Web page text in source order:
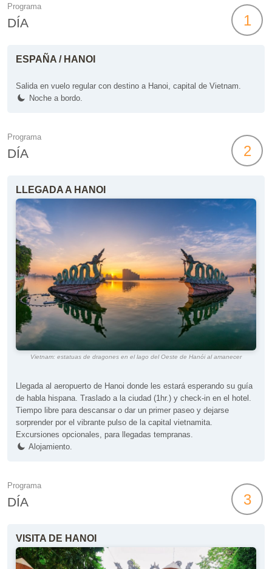
Programa
DÍA 1
ESPAÑA / HANOI
Salida en vuelo regular con destino a Hanoi, capital de Vietnam.
Noche a bordo.
Programa
DÍA 2
LLEGADA A HANOI
Vietnam: estatuas de dragones en el lago del Oeste de Hanói al amanecer
Llegada al aeropuerto de Hanoi donde les estará esperando su guía
de habla hispana. Traslado a la ciudad (1hr.) y check-in en el hotel.
Tiempo libre para descansar o dar un primer paseo y dejarse
sorprender por el vibrante pulso de la capital vietnamita.
Excursiones opcionales, para llegadas tempranas.
Alojamiento.
Programa
DÍA 3
VISITA DE HANOI